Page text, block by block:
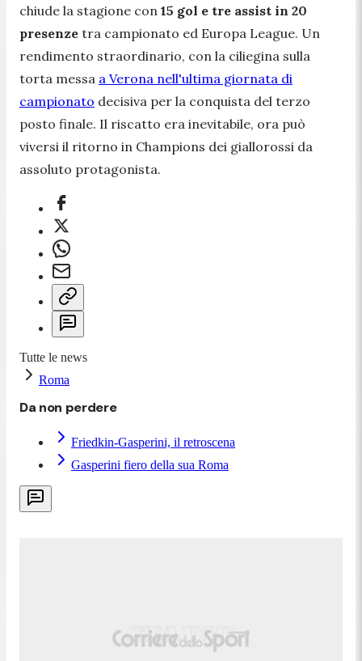
chiude la stagione con 15 gol e tre assist in 20
presenze tra campionato ed Europa League. Un
rendimento straordinario, con la ciliegina sulla
torta messa a Verona nell'ultima giornata di
campionato decisiva per la conquista del terzo
posto finale. Il riscatto era inevitabile, ora può
viversi il ritorno in Champions dei giallorossi da
assoluto protagonista.
Tutte le news
Roma
Da non perdere
Friedkin-Gasperini, il retroscena
Gasperini fiero della sua Roma